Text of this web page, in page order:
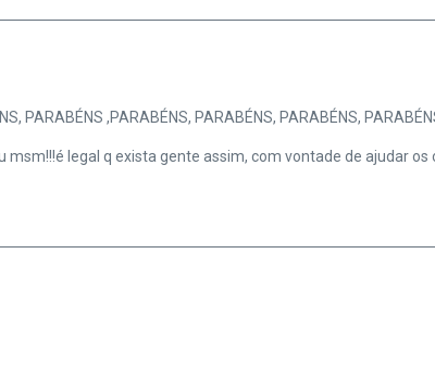
PARABÉNS ,PARABÉNS, PARABÉNS, PARABÉNS,
legal q exista gente assim, com vontade de ajudar os